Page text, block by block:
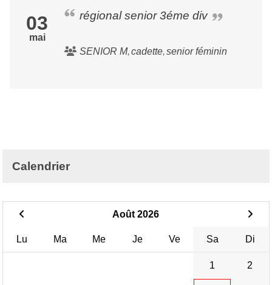
03
mai
régional senior 3éme div
SENIOR M cadette senior féminin
Calendrier
Août 2026
Lu Ma Me Je Ve Sa Di
1 2